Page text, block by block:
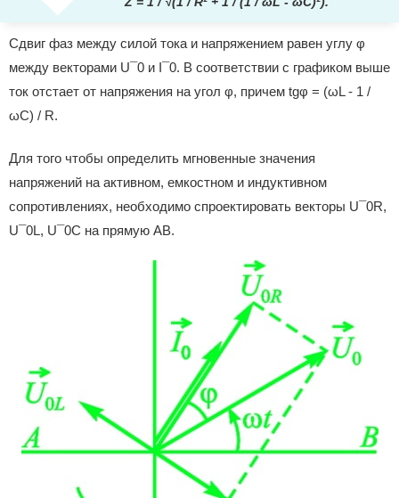
Сдвиг фаз между силой тока и напряжением равен углу φ
между векторами U¯0 и I¯0. В соответствии с графиком выше
ток отстает от напряжения на угол φ, причем tgφ = (ωL - 1 /
ωC) / R.
Для того чтобы определить мгновенные значения
напряжений на активном, емкостном и индуктивном
сопротивлениях, необходимо спроектировать векторы U¯0R,
U¯0L, U¯0C на прямую АВ.